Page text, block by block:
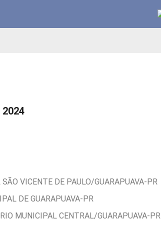
VICENTE DE PAULO/GUARAPUAVA-PR
DE GUARAPUAVA-PR
MUNICIPAL CENTRAL/GUARAPUAVA-PR